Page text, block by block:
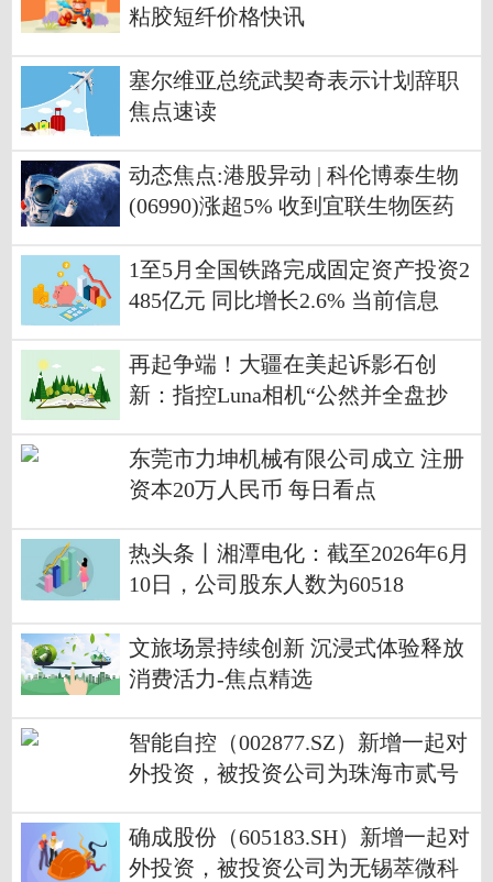
粘胶短纤价格快讯
塞尔维亚总统武契奇表示计划辞职
焦点速读
动态焦点:港股异动 | 科伦博泰生物
(06990)涨超5% 收到宜联生物医药
1至5月全国铁路完成固定资产投资2
485亿元 同比增长2.6% 当前信息
再起争端！大疆在美起诉影石创
新：指控Luna相机“公然并全盘抄
东莞市力坤机械有限公司成立 注册
资本20万人民币 每日看点
热头条丨湘潭电化：截至2026年6月
10日，公司股东人数为60518
文旅场景持续创新 沉浸式体验释放
消费活力-焦点精选
智能自控（002877.SZ）新增一起对
外投资，被投资公司为珠海市贰号
确成股份（605183.SH）新增一起对
外投资，被投资公司为无锡萃微科